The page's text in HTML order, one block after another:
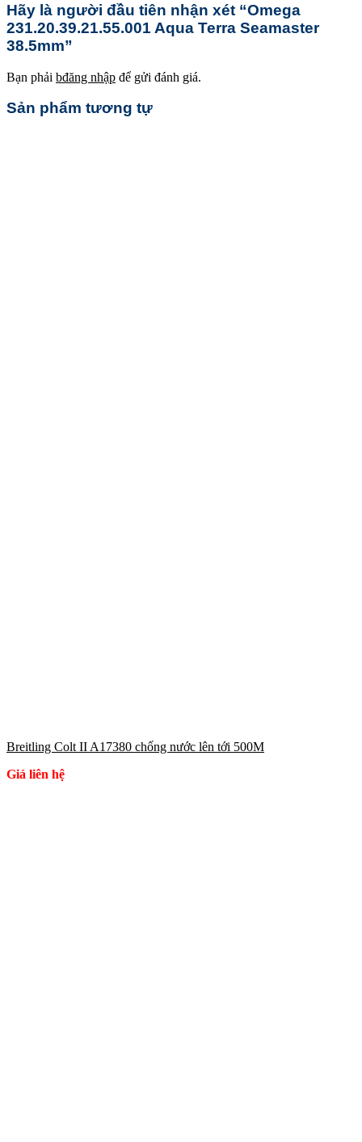
Hãy là người đầu tiên nhận xét “Omega
231.20.39.21.55.001 Aqua Terra Seamaster
38.5mm”
Bạn phải bđăng nhập để gửi đánh giá.
Sản phẩm tương tự
Breitling Colt II A17380 chống nước lên tới 500M
Giá liên hệ